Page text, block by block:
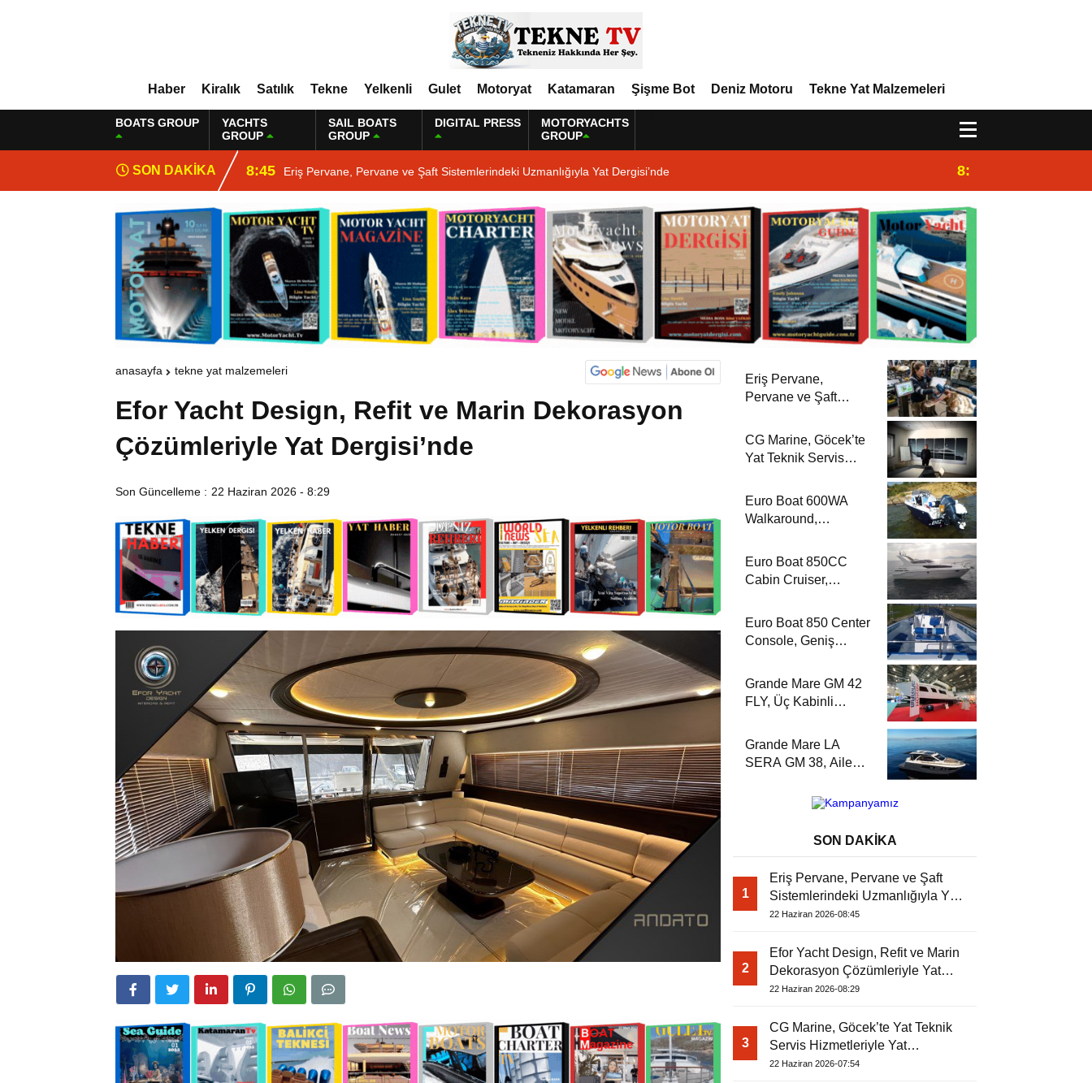
Haber Kiralık Satılık Tekne Yelkenli Gulet Motoryat Katamaran Şişme Bot Deniz Motoru Tekne Yat Malzemeleri
BOATS GROUP
YACHTS
GROUP
SAIL BOATS
GROUP
DIGITAL PRESS
MOTORYACHTS
GROUP
SON DAKİKA 8:45 Eriş Pervane, Pervane ve Şaft Sistemlerindeki Uzmanlığıyla Yat Dergisi’nde 8:29
anasayfa tekne yat malzemeleri
Efor Yacht Design, Refit ve Marin Dekorasyon
Çözümleriyle Yat Dergisi’nde
Son Güncelleme : 22 Haziran 2026 - 8:29
Eriş Pervane,
Pervane ve Şaft
Uzmanlığıyla Yat
Dergisi’nde
CG Marine, Göcek’te
Yat Teknik Servis
Dergisi’nde
Euro Boat 600WA
Walkaround,
Yapısıyla Yat
Dergisi’nde
Euro Boat 850CC
Cabin Cruiser,
Düzeniyle Yat
Dergisi’nde
Euro Boat 850 Center
Console, Geniş
Yat Dergisi’nde
Grande Mare GM 42
FLY, Üç Kabinli
Dergisi’nde
Grande Mare LA
SERA GM 38, Aile
Konforuyla Yat
SON DAKİKA
1
Eriş Pervane, Pervane ve Şaft
Sistemlerindeki Uzmanlığıyla Yat
Dergisi’nde
22 Haziran 2026-08:45
2
Efor Yacht Design, Refit ve Marin
Dekorasyon Çözümleriyle Yat
Dergisi’nde
22 Haziran 2026-08:29
3
CG Marine, Göcek’te Yat Teknik
Servis Hizmetleriyle Yat
Dergisi’nde
22 Haziran 2026-07:54